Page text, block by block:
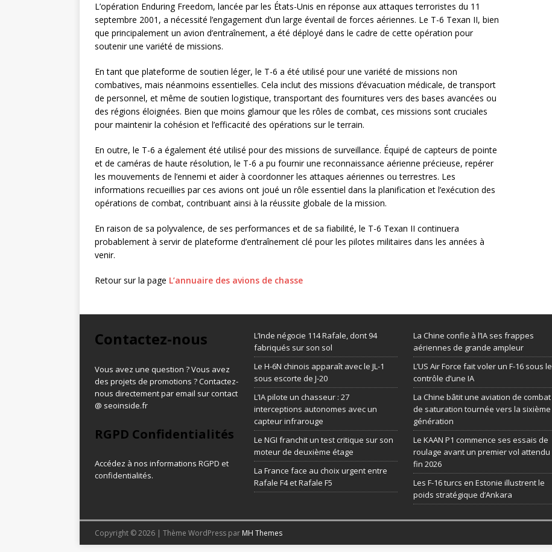
L’opération Enduring Freedom, lancée par les États-Unis en réponse aux attaques terroristes du 11
septembre 2001, a nécessité l’engagement d’un large éventail de forces aériennes. Le T-6 Texan II, bien
que principalement un avion d’entraînement, a été déployé dans le cadre de cette opération pour
soutenir une variété de missions.
En tant que plateforme de soutien léger, le T-6 a été utilisé pour une variété de missions non
combatives, mais néanmoins essentielles. Cela inclut des missions d’évacuation médicale, de transport
de personnel, et même de soutien logistique, transportant des fournitures vers des bases avancées ou
des régions éloignées. Bien que moins glamour que les rôles de combat, ces missions sont cruciales
pour maintenir la cohésion et l’efficacité des opérations sur le terrain.
En outre, le T-6 a également été utilisé pour des missions de surveillance. Équipé de capteurs de pointe
et de caméras de haute résolution, le T-6 a pu fournir une reconnaissance aérienne précieuse, repérer
les mouvements de l’ennemi et aider à coordonner les attaques aériennes ou terrestres. Les
informations recueillies par ces avions ont joué un rôle essentiel dans la planification et l’exécution des
opérations de combat, contribuant ainsi à la réussite globale de la mission.
En raison de sa polyvalence, de ses performances et de sa fiabilité, le T-6 Texan II continuera
probablement à servir de plateforme d’entraînement clé pour les pilotes militaires dans les années à
venir.
Retour sur la page L’annuaire des avions de chasse
Contactez-nous
Vous avez une question ? Vous avez
des projets de promotions ? Contactez-
nous directement par email sur contact
@ seoinside.fr
RGPD Confidentialités
Accédez à nos informations RGPD et
confidentialités.
L’Inde négocie 114 Rafale, dont 94
fabriqués sur son sol
Le H-6N chinois apparaît avec le JL-1
sous escorte de J-20
L’IA pilote un chasseur : 27
interceptions autonomes avec un
capteur infrarouge
Le NGI franchit un test critique sur son
moteur de deuxième étage
La France face au choix urgent entre
Rafale F4 et Rafale F5
La Chine confie à l’IA ses frappes
aériennes de grande ampleur
L’US Air Force fait voler un F-16 sous le
contrôle d’une IA
La Chine bâtit une aviation de combat
de saturation tournée vers la sixième
génération
Le KAAN P1 commence ses essais de
roulage avant un premier vol attendu
fin 2026
Les F-16 turcs en Estonie illustrent le
poids stratégique d’Ankara
Copyright © 2026 | Thème WordPress par MH Themes